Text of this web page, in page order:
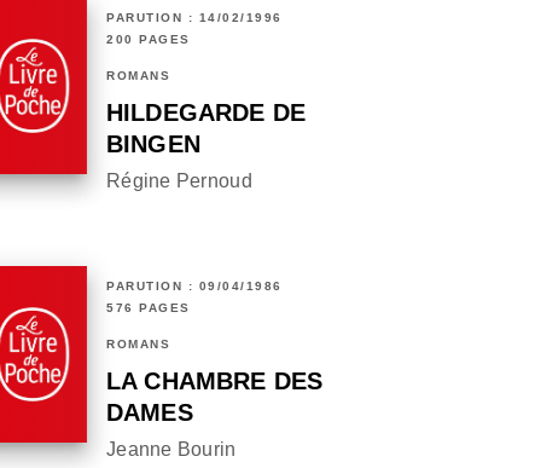
PARUTION : 14/02/1996
200 PAGES
ROMANS
HILDEGARDE DE
BINGEN
Régine Pernoud
PARUTION : 09/04/1986
576 PAGES
ROMANS
LA CHAMBRE DES
DAMES
Jeanne Bourin